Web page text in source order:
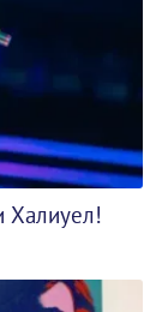
Халиуел!